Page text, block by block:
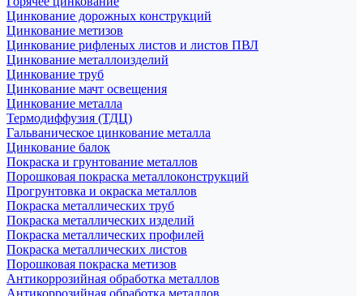
Цинкование дорожных конструкций
Цинкование метизов
Цинкование рифленых листов и листов ПВЛ
Цинкование металлоизделий
Цинкование труб
Цинкование мачт освещения
Цинкование металла
Термодиффузия (ТДЦ)
Гальваническое цинкование металла
Цинкование балок
Покраска и грунтование металлов
Порошковая покраска металлоконструкций
Прогрунтовка и окраска металлов
Покраска металлических труб
Покраска металлических изделий
Покраска металлических профилей
Покраска металлических листов
Порошковая покраска метизов
Антикоррозийная обработка металлов
Антикоррозийная обработка металлов